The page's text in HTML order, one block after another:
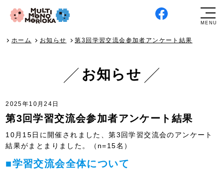
ホーム お知らせ 第3回学習交流会参加者アンケート結果
お知らせ
2025年10月24日
第3回学習交流会参加者アンケート結果
10月15日に開催されました、第3回学習交流会のアンケート
結果がまとまりました。（n=15名）
■学習交流会全体について